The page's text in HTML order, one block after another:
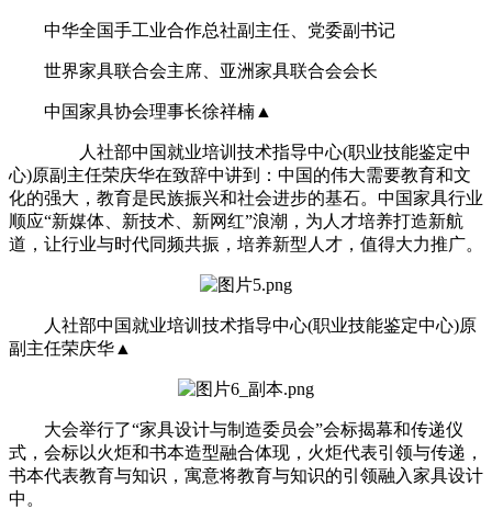
中华全国手工业合作总社副主任、党委副书记
世界家具联合会主席、亚洲家具联合会会长
中国家具协会理事长徐祥楠▲
人社部中国就业培训技术指导中心(职业技能鉴定中
心)原副主任荣庆华在致辞中讲到：中国的伟大需要教育和文
化的强大，教育是民族振兴和社会进步的基石。中国家具行业
顺应“新媒体、新技术、新网红”浪潮，为人才培养打造新航
道，让行业与时代同频共振，培养新型人才，值得大力推广。
人社部中国就业培训技术指导中心(职业技能鉴定中心)原
副 主任荣庆华▲
大会举行了“家具设计与制造委员会”会标揭幕和传递仪
式，会标以火炬和书本造型融合体现，火炬代表引领与传递，
书本代表教育与知识，寓意将教育与知识的引领融入家具设计
中。